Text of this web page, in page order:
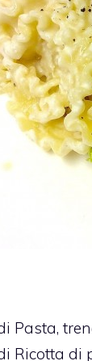
Pasta,
Ricotta di